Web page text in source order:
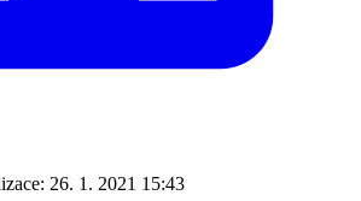
26. 1. 2021 15:43